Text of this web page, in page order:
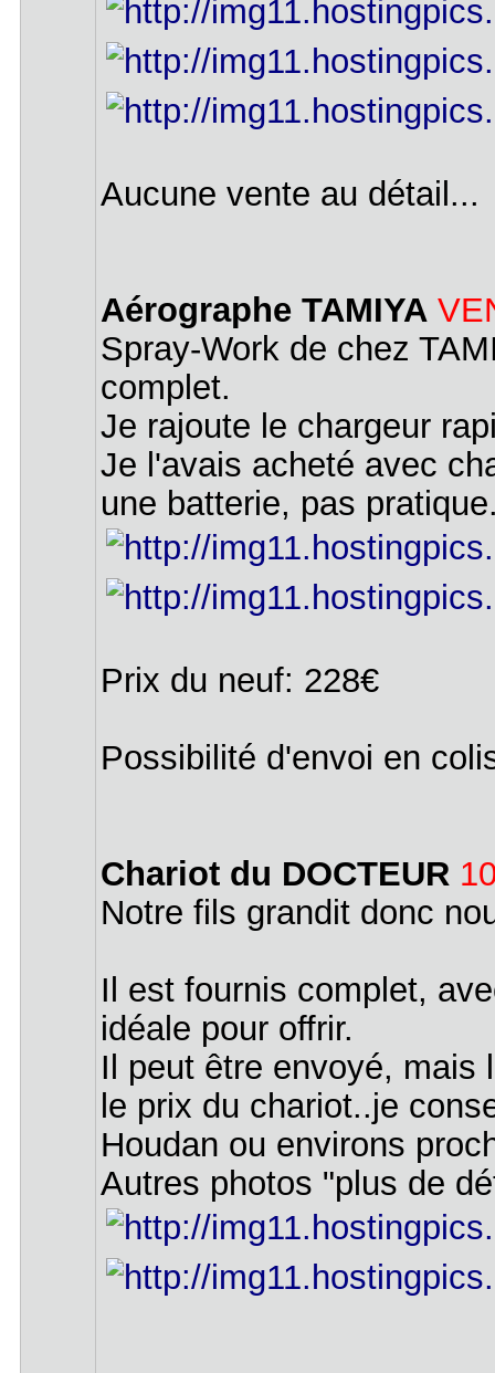
Aucune vente au détail...
Aérographe TAMIYA
Spray-Work de chez
complet.
Je rajoute le chargeur
Je l'avais acheté avec
une batterie, pas
Prix du neuf: 228€
Possibilité d'envoi en
Chariot du DOCTEUR
Notre fils grandit donc
Il est fournis complet,
idéale pour offrir.
Il peut être envoyé, mais
le prix du chariot..je
Houdan ou environs
Autres photos "plus de